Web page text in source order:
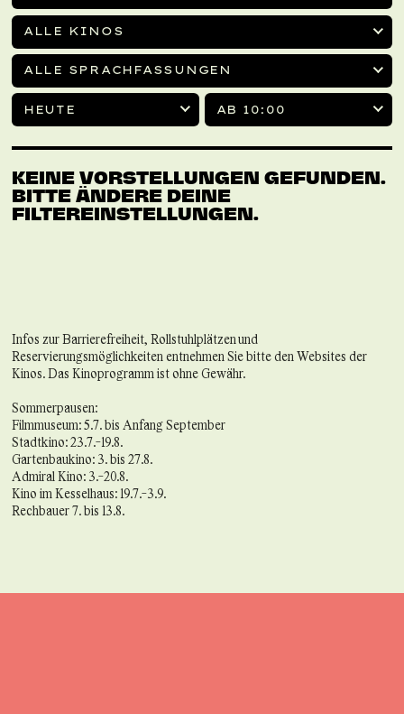
ALLE KINOS
ALLE SPRACHFASSUNGEN
HEUTE AB 10:00
KEINE VORSTELLUNGEN GEFUNDEN.
BITTE ÄNDERE DEINE
FILTEREINSTELLUNGEN.
Infos zur Barrierefreiheit, Rollstuhlplätzen und
Reservierungsmöglichkeiten entnehmen Sie bitte den Websites der
Kinos. Das Kinoprogramm ist ohne Gewähr.
Sommerpausen:
Filmmuseum: 5.7. bis Anfang September
Stadtkino: 23.7.-19.8.
Gartenbaukino: 3. bis 27.8.
Admiral Kino: 3.-20.8.
Kino im Kesselhaus: 19.7.-3.9.
Rechbauer 7. bis 13.8.